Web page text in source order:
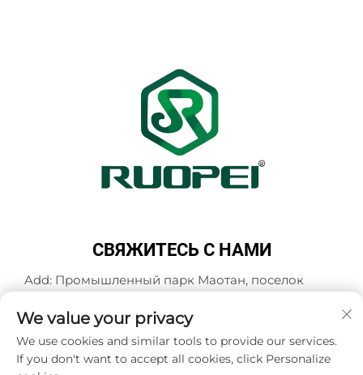
СВЯЖИТЕСЬ С НАМИ
Add: Промышленный парк Маотан, поселок
провинция Чжэцзян, Китай
Тел.:+86-13616897017
Эл. почта:[email protected]
We value your privacy
We use cookies and similar tools to provide our services.
If you don't want to accept all cookies, click Personalize